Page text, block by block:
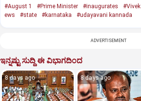
#August 1 #Prime Minister #inaugurates #Vivek
ews
#state #karnataka #udayavani kannada
ADVERTISEMENT
ಇನ್ನಷ್ಟು ಸುದ್ದಿ ಈ ವಿಭಾಗದಿಂದ
8 days ago 8 days ago